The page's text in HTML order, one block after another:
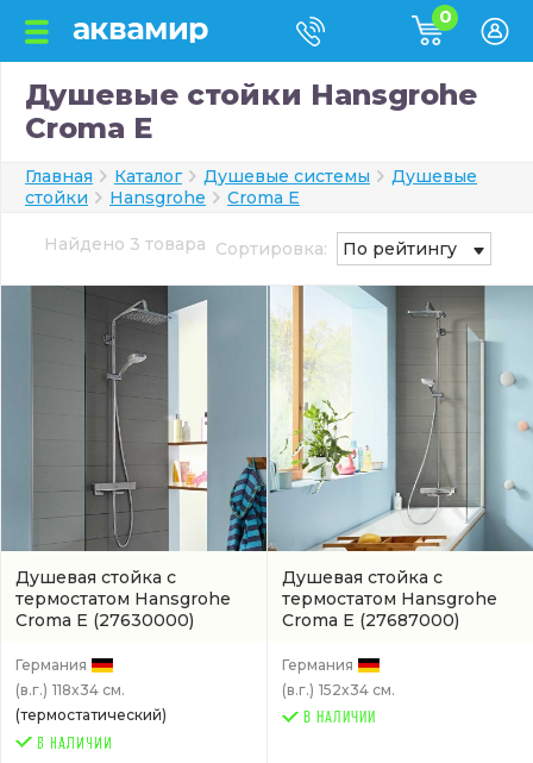
0
Душевые стойки Hansgrohe
Croma E
Главная Каталог Душевые системы
Душевые
стойки
Hansgrohe Croma E
Найдено 3 товара Сортировка: По рейтингу
Душевая стойка с
термостатом Hansgrohe
Croma E (27630000)
Германия
(в.г.) 118x34 см.
(термостатический)
Душевая стойка с
термостатом Hansgrohe
Croma E (27687000)
Германия
(в.г.) 152x34 см.
В НАЛИЧИИ